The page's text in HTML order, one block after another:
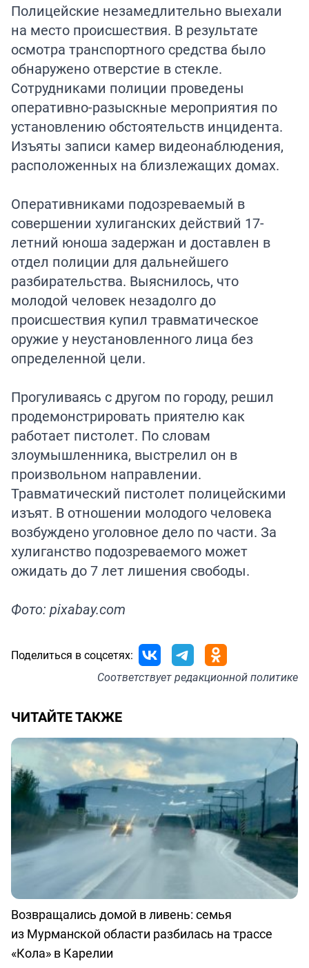
Полицейские незамедлительно выехали
на место происшествия. В результате
осмотра транспортного средства было
обнаружено отверстие в стекле.
Сотрудниками полиции проведены
оперативно-разыскные мероприятия по
установлению обстоятельств инцидента.
Изъяты записи камер видеонаблюдения,
расположенных на близлежащих домах.
Оперативниками подозреваемый в
совершении хулиганских действий 17-
летний юноша задержан и доставлен в
отдел полиции для дальнейшего
разбирательства. Выяснилось, что
молодой человек незадолго до
происшествия купил травматическое
оружие у неустановленного лица без
определенной цели.
Прогуливаясь с другом по городу, решил
продемонстрировать приятелю как
работает пистолет. По словам
злоумышленника, выстрелил он в
произвольном направлении.
Травматический пистолет полицейскими
изъят. В отношении молодого человека
возбуждено уголовное дело по части. За
хулиганство подозреваемого может
ожидать до 7 лет лишения свободы.
Фото: pixabay.com
Поделиться в соцсетях:
Соответствуетредакционной политике
ЧИТАЙТЕ ТАКЖЕ
Возвращались домой в ливень: семья
из Мурманской области разбилась на трассе
«Кола» в Карелии